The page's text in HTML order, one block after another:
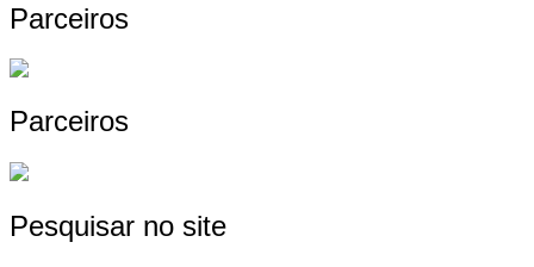
Parceiros
Parceiros
Pesquisar no site